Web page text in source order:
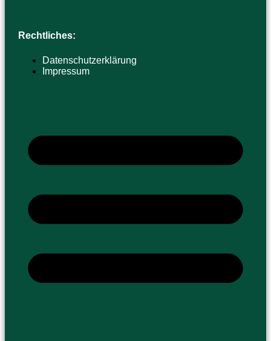
Rechtliches:
Datenschutzerklärung
Impressum